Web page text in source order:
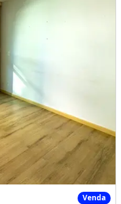
- 1 SUÍTE - ANDAR
Venda